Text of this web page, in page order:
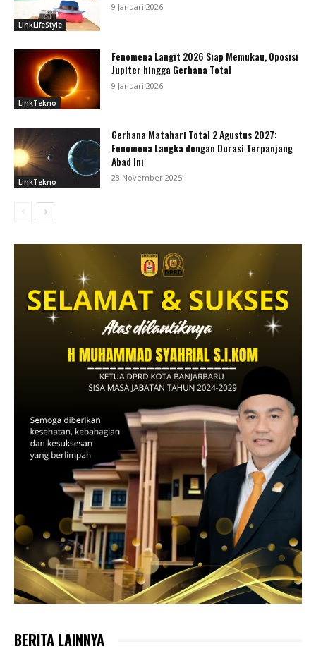
LinkLifeStyle
9 Januari 2026
LinkTekno
Fenomena Langit 2026 Siap Memukau, Oposisi
Jupiter hingga Gerhana Total
9 Januari 2026
LinkTekno
Gerhana Matahari Total 2 Agustus 2027:
Fenomena Langka dengan Durasi Terpanjang
Abad Ini
28 November 2025
BERITA LAINNYA